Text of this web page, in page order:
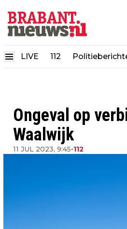
LIVE 112
Ongeval op
Waalwijk
11 JUL 2023, 9:45•112